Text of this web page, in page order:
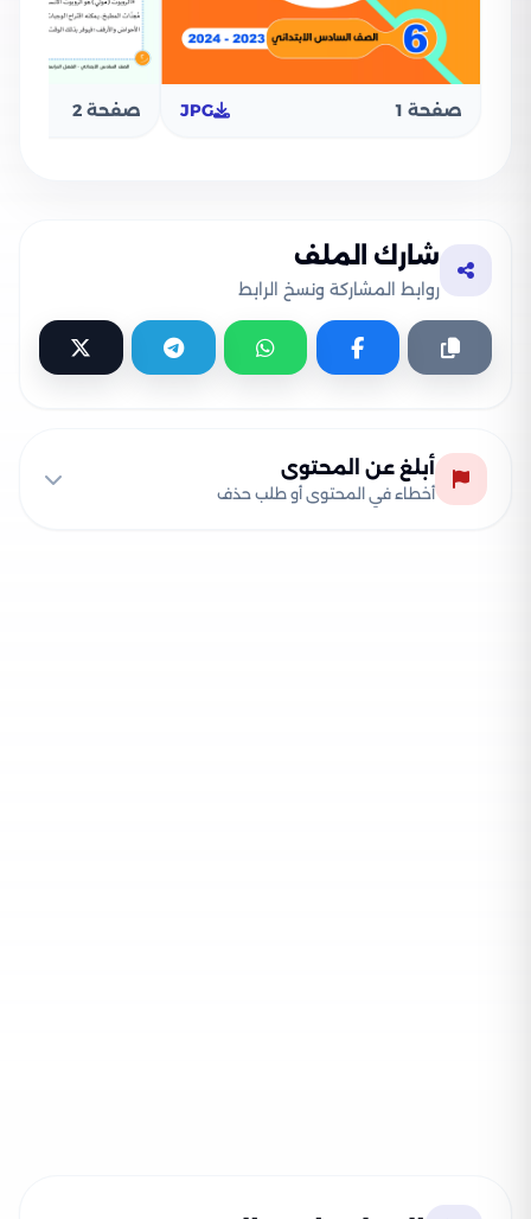
صفحة 1 JPG صفحة 2
شارك الملف
روابط المشاركة ونسخ الرابط
أبلغ عن المحتوى
أخطاء في المحتوى أو طلب حذف